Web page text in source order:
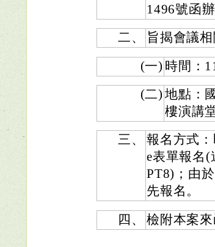
1496號函辦
二、
旨揭會議
(一) 時間：
(二) 地點：
樓演講
三、
報名方式
e表單報名(
PT8)；由
先報名。
四、
檢附本案來